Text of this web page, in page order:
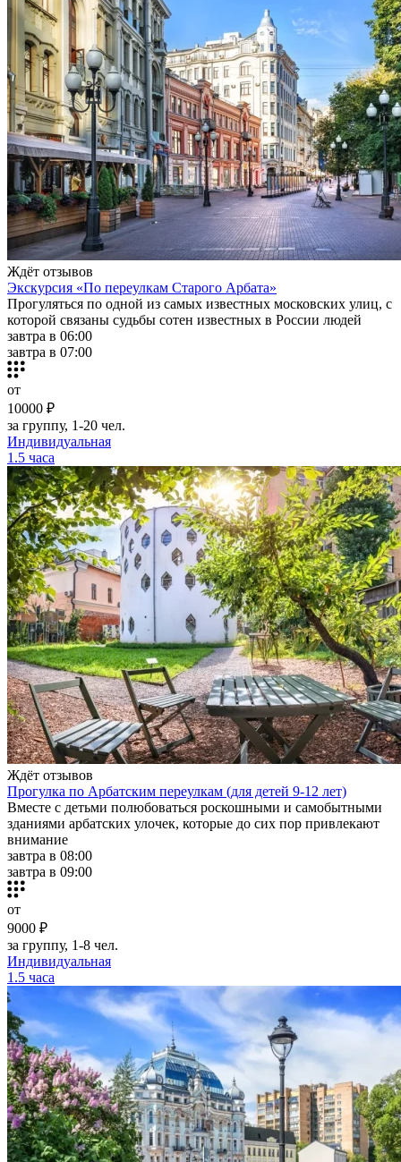
Ждёт отзывов
Экскурсия «По переулкам Старого Арбата»
Прогуляться по одной из самых известных московских улиц, с
которой связаны судьбы сотен известных в России людей
завтра в 06:00
завтра в 07:00
от
10000 ₽
за группу, 1-20 чел.
Индивидуальная
1.5 часа
Ждёт отзывов
Прогулка по Арбатским переулкам (для детей 9-12 лет)
Вместе с детьми полюбоваться роскошными и самобытными
зданиями арбатских улочек, которые до сих пор привлекают
внимание
завтра в 08:00
завтра в 09:00
от
9000 ₽
за группу, 1-8 чел.
Индивидуальная
1.5 часа